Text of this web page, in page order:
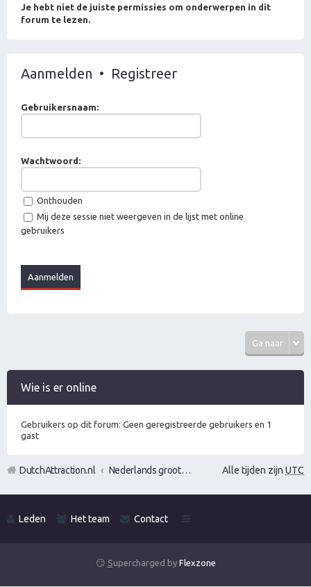
Je hebt niet de juiste permissies om onderwerpen in dit
forum te lezen.
Aanmelden • Registreer
Gebruikersnaam:
Wachtwoord:
Onthouden
Mij deze sessie niet weergeven in de lijst met online
gebruikers
Ga naar
Wie is er online
Gebruikers op dit forum: Geen geregistreerde gebruikers en 1
gast
Alle tijden zijn UTC
DutchAttraction.nl Nederlands grootste Dutch Attraction, Lifestyle, Vrouwen versieren en Pick-Up (PUA) Forum
Leden Het team Contact
😏 Supercharged by Flexzone